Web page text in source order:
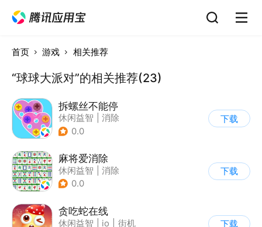
首页 游戏 相关推荐
“球球大派对”的相关推荐(23)
拆螺丝不能停
休闲益智
消除
0.0
下载
麻将爱消除
休闲益智
消除
0.0
下载
贪吃蛇在线
休闲益智 io
街机
下载